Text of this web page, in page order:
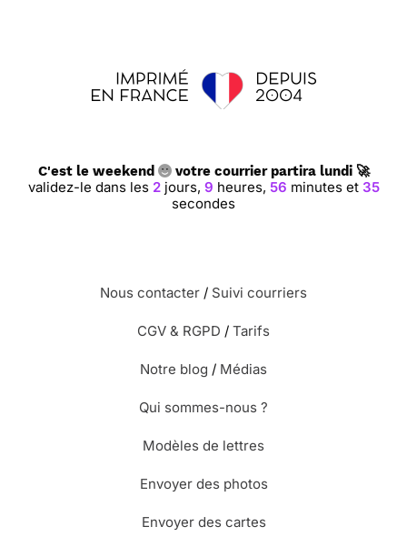
C'est le weekend votre courrier partira lundi 🚀
validez-le dans les 2jours, 9 heures, 56 minutes et 34
secondes
Nous contacter / Suivi courriers
CGV & RGPD / Tarifs
Notre blog / Médias
Qui sommes-nous ?
Modèles de lettres
Envoyer des photos
Envoyer des cartes